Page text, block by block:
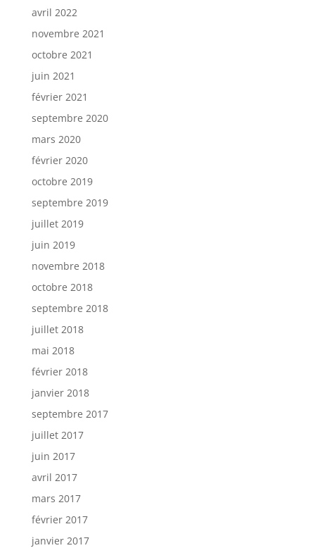
avril 2022
novembre 2021
octobre 2021
juin 2021
février 2021
septembre 2020
mars 2020
février 2020
octobre 2019
septembre 2019
juillet 2019
juin 2019
novembre 2018
octobre 2018
septembre 2018
juillet 2018
mai 2018
février 2018
janvier 2018
septembre 2017
juillet 2017
juin 2017
avril 2017
mars 2017
février 2017
janvier 2017